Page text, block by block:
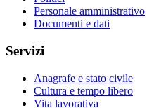
Personale amministrativo
Documenti e dati
Servizi
Anagrafe e stato civile
Cultura e tempo libero
Vita lavorativa